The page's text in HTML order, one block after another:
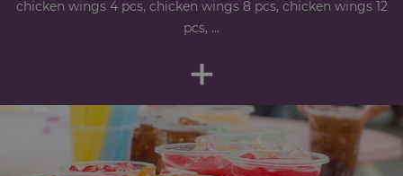
chicken wings 4 pcs, chicken wings 8 pcs, chicken wings 12
pcs, ...
+